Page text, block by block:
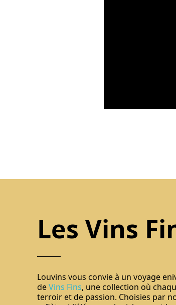
Les Vins
Louvins vous convie à un voyage
deVins Fins, une collection où
terroir et de passion. Choisies par